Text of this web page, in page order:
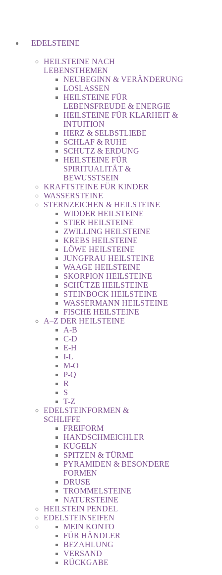
EDELSTEINE
HEILSTEINE NACH
LEBENSTHEMEN
NEUBEGINN & VERÄNDERUNG
LOSLASSEN
HEILSTEINE FÜR
LEBENSFREUDE & ENERGIE
HEILSTEINE FÜR KLARHEIT &
INTUITION
HERZ & SELBSTLIEBE
SCHLAF & RUHE
SCHUTZ & ERDUNG
HEILSTEINE FÜR
SPIRITUALITÄT &
BEWUSSTSEIN
KRAFTSTEINE FÜR KINDER
WASSERSTEINE
STERNZEICHEN & HEILSTEINE
WIDDER HEILSTEINE
STIER HEILSTEINE
ZWILLING HEILSTEINE
KREBS HEILSTEINE
LÖWE HEILSTEINE
JUNGFRAU HEILSTEINE
WAAGE HEILSTEINE
SKORPION HEILSTEINE
SCHÜTZE HEILSTEINE
STEINBOCK HEILSTEINE
WASSERMANN HEILSTEINE
FISCHE HEILSTEINE
A–Z DER HEILSTEINE
A-B
C-D
E-H
I-L
M-O
P-Q
R
S
T-Z
EDELSTEINFORMEN &
SCHLIFFE
FREIFORM
HANDSCHMEICHLER
KUGELN
SPITZEN & TÜRME
PYRAMIDEN & BESONDERE
FORMEN
DRUSE
TROMMELSTEINE
NATURSTEINE
HEILSTEIN PENDEL
EDELSTEINSEIFEN
MEIN KONTO
FÜR HÄNDLER
BEZAHLUNG
VERSAND
RÜCKGABE